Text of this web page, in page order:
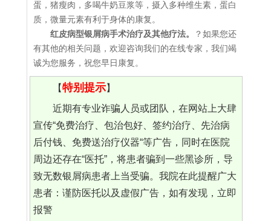
蛋，猪瘦肉，多喝牛奶豆浆等，摄入多种维生素，蛋白
质，微量元素有利于身体的康复。
红皮病型银屑病手术治疗及其他疗法。
？如果您还
有其他的相关问题，欢迎咨询我们的在线专家，我们竭
诚为您服务，祝您早日康复。
【特别提示】
近期有专业诈骗人员或团队，在网站上大肆
宣传“免费治疗、包治包好、签约治疗、先治病
后付钱、免费送治疗仪器“等广告，同时在医院
周边还存在“医托”，将患者骗到一些黑诊所，导
致无数银屑病患者上当受骗。我院在此提醒广大
患者：谨防医托以及虚假广告，如有发现，立即
报警